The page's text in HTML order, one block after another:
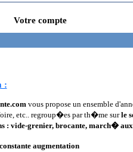
Votre compte
:
vous propose un ensemble
etc.. regroup�es par th�me surle
: vide-grenier, brocante, march� aux
augmentation